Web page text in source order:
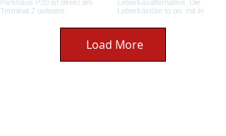
Load More